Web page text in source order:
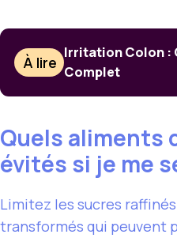
À lire
Irritation Colon :
Complet
Quels aliments
évités si je me
Limitez les sucres
transformés qui peuvent